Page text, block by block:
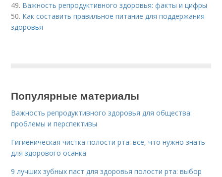
49. Важность репродуктивного здоровья: факты и цифры
50. Как составить правильное питание для поддержания
здоровья
Популярные материалы
Важность репродуктивного здоровья для общества:
проблемы и перспективы
Гигиеническая чистка полости рта: все, что нужно знать
для здорового осанка
9 лучших зубных паст для здоровья полости рта: выбор